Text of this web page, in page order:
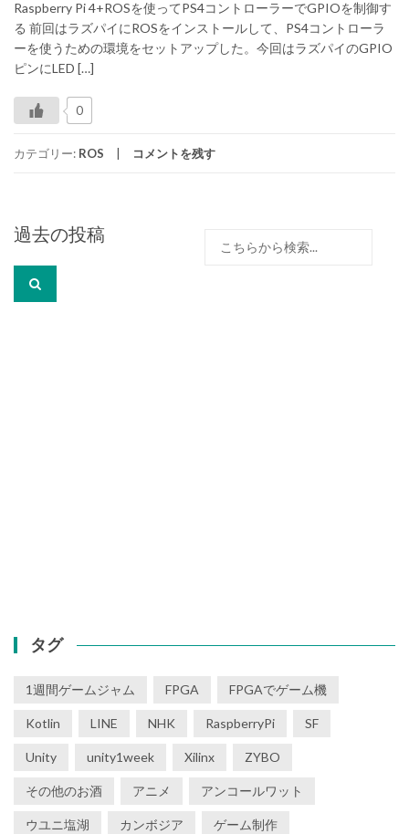
Raspberry Pi 4+ROSを使ってPS4コントローラーでGPIOを制御す
る 前回はラズパイにROSをインストールして、PS4コントローラ
ーを使うための環境をセットアップした。今回はラズパイのGPIO
ピンにLED […]
0
カテゴリー: ROS コメントを残す
投
稿
ナ
ビ
過去の投稿
タグ
1週間ゲームジャム FPGA FPGAでゲーム機
Kotlin LINE NHK RaspberryPi SF
Unity unity1week Xilinx ZYBO
その他のお酒 アニメ アンコールワット
ウユニ塩湖 カンボジア ゲーム制作